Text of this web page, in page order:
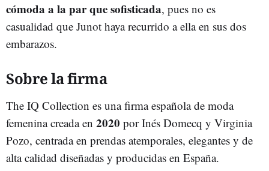
cómoda a la par que sofisticada, pues no es
casualidad que Junot haya recurrido a ella en sus dos
embarazos.
Sobre la firma
The IQ Collection es una firma española de moda
femenina creada en 2020 por Inés Domecq y Virginia
Pozo, centrada en prendas atemporales, elegantes y de
alta calidad diseñadas y producidas en España.